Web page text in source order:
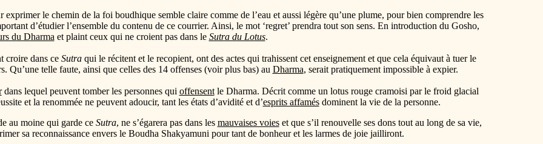
le chemin de la foi boudhique semble claire comme de l’eau et aussi légère qu’une plume, pour bien comprendre les
d’étudier l’ensemble du contenu de ce courrier. Ainsi, le mot ‘regret’ prendra tout son sens. En introduction du Gosho,
du Dharma et plaint ceux qui ne croient pas dans le Sutra du Lotus.
croire dans ce Sutraqui le récitent et le recopient, ont des actes qui trahissent cet enseignement et que cela équivaut à tuer le
Qu’une telle faute, ainsi que celles des 14 offenses (voir plus bas) au Dharma, serait pratiquement impossible à expier.
dans lequel peuvent tomber les personnes qui offensentle Dharma. Décrit comme un lotus rouge cramoisi par le froid glacial
et la renommée ne peuvent adoucir, tant les états d’avidité et d’esprits affamésdominent la vie de la personne.
au moine qui garde ce Sutra, ne s’égarera pas dans les mauvaises voieset que s’il renouvelle ses dons tout au long de sa vie,
sa reconnaissance envers le Boudha Shakyamuni pour tant de bonheur et les larmes de joie jailliront.